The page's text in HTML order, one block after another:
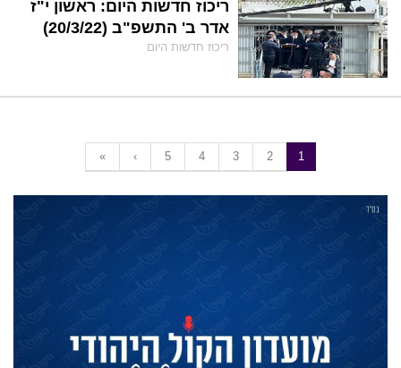
ריכוז חדשות היום: ראשון י"ז
אדר ב' התשפ"ב (20/3/22)
ריכוז חדשות היום
1
2
3
4
5
‹
«